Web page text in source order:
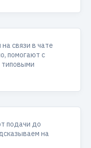
связи в чате
помогают с
типовыми
подачи до
на